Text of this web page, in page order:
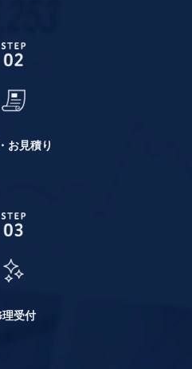
お見積り
受付